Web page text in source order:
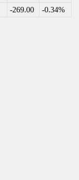
-269.00 -0.34%